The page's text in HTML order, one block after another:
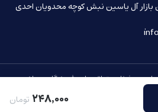
۲۴۸٬۰۰۰ تومان
بازار آل یاسین نبش کوچه محدویان احدی
محفوظ و متعلق به این فروشگاه می باشد.